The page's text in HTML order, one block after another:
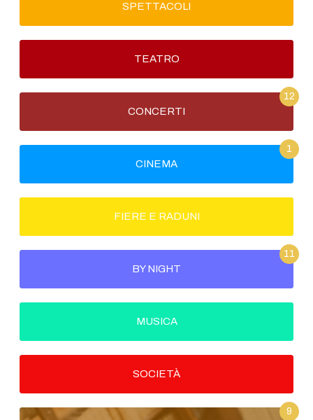
SPETTACOLI
TEATRO
CONCERTI
12
CINEMA
1
FIERE E RADUNI
BY NIGHT
11
MUSICA
SOCIETÀ
9